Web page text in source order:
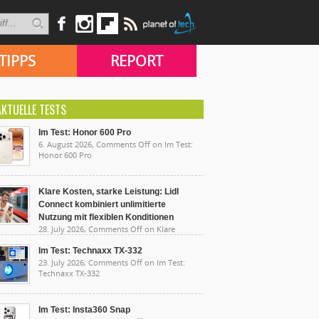
REPORT
TESTS
Im Test: Honor 600 Pro
6. August 2026, Comments Off on Im Test:
Honor 600 Pro
Klare Kosten, starke Leistung: Lidl
Connect kombiniert unlimitierte
Nutzung mit flexiblen Konditionen
28. July 2026, Comments Off on Klare
Nutzung mit flexiblen Konditionen
Im Test: Technaxx TX-332
23. July 2026, Comments Off on Im Test:
Technaxx TX-332
Im Test: Insta360 Snap